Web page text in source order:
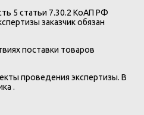
5 статьи 7.30.2 КоАП РФ
заказчик обязан
поставки товаров
проведения экспертизы. В
.